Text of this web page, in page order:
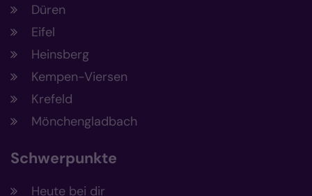
Düren
Eifel
Heinsberg
Kempen-Viersen
Krefeld
Mönchengladbach
Schwerpunkte
Heute bei dir